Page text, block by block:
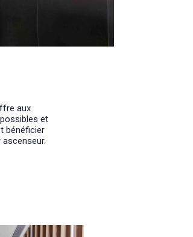
aux
et
bénéficier
ascenseur.